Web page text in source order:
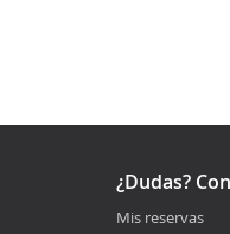
¿Dudas?
Mis reservas